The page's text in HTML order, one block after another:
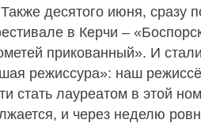
десятого июня, сразу
в Керчи –
прикованный». И
режиссура»: наш
стать лауреатом в этой
и через неделю